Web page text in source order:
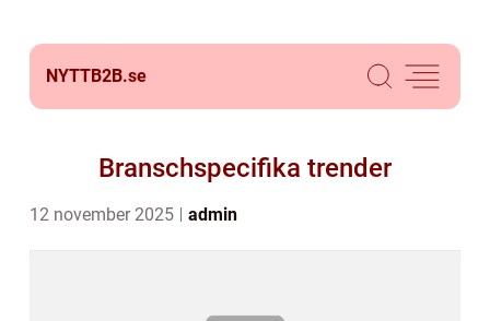
NYTTB2B.se
Branschspecifika trender
12 november 2025 admin